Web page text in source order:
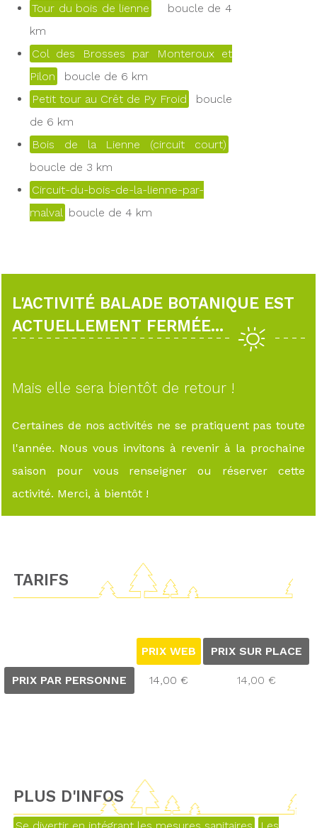
Tour du bois de lienne
boucle de 4
km
Col des Brosses par Monteroux et
Pilon
boucle de 6 km
Petit tour au Crêt de Py Froid
boucle
de 6 km
Bois de la Lienne (circuit court)
boucle de 3 km
Circuit-du-bois-de-la-lienne-par-
malval boucle de 4 km
L'ACTIVITÉ BALADE BOTANIQUE EST
ACTUELLEMENT FERMÉE...
Mais elle sera bientôt de retour !
Certaines de nos activités ne se pratiquent pas toute
l'année. Nous vous invitons à revenir à la prochaine
saison pour vous renseigner ou réserver cette
activité. Merci, à bientôt !
TARIFS
PRIX WEB PRIX SUR PLACE
PRIX PAR PERSONNE 14,00 € 14,00 €
PLUS D'INFOS